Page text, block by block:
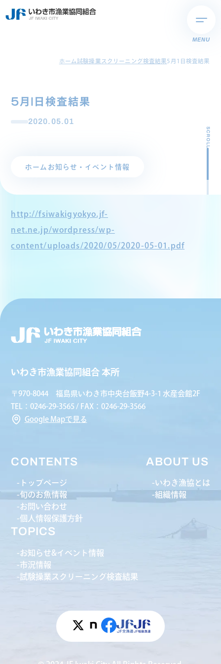
MENU
ホーム試験操業スクリーニング検査結果5月1日検査結果
5月1日検査結果
2020.05.01
ホーム お知らせ・イベント情報
SCROLL
http://fsiwakigyokyo.jf-
net.ne.jp/wordpress/wp-
content/uploads/2020/05/2020-05-01.pdf
いわき市漁業協同組合 本所
〒970-8044 福島県いわき市中央台飯野4-3-1 水産会館2F
TEL：0246-29-3565 / FAX：0246-29-3566
Google Mapで見る
CONTENTS
トップページ
旬のお魚情報
お問い合わせ
個人情報保護方針
ABOUT US
いわき漁協とは
組織情報
TOPICS
お知らせ&イベント情報
市況情報
試験操業スクリーニング検査結果